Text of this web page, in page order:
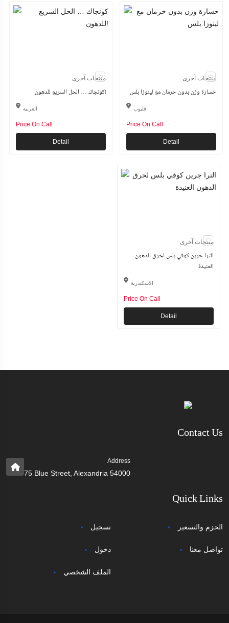
منتجات آخرى
كونجاك … الحل السريع للدهون!
الغربية
Price On Call
Detail
منتجات آخرى
خسارة وزن بدون حرمان مع لينوزا بلس
قليوب
Price On Call
Detail
منتجات آخرى
الترا جرين كوفي بلس لحرق الدهون
العنيدة
الاسكندرية
Price On Call
Detail
Contact Us
Address
75 Blue Street, Alexandria 54000
Quick Links
تسجيل
دخول
الملف الشخصي
الحزم والتسعير
تواصل معنا